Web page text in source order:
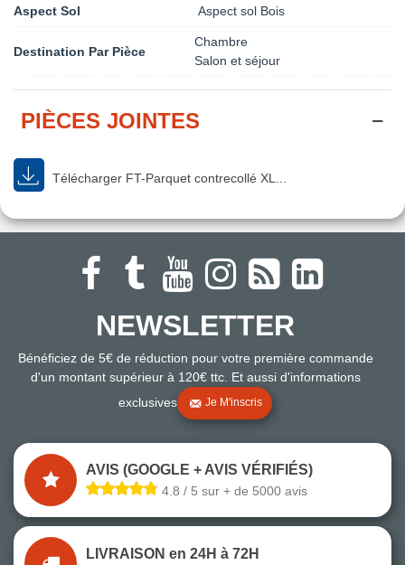
Aspect Sol Aspect sol Bois
Destination Par Pièce
Chambre
Salon et séjour
PIÈCES JOINTES
Télécharger FT-Parquet contrecollé XL...
NEWSLETTER
Bénéficiez de 5€ de réduction pour votre première commande
d'un montant supérieur à 120€ ttc. Et aussi d'informations
exclusives
Je M'inscris
AVIS (GOOGLE + AVIS VÉRIFIÉS)
4.8 / 5 sur + de 5000 avis
LIVRAISON en 24H à 72H